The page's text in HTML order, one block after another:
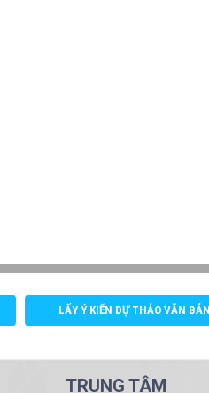
LẤY Ý KIẾN DỰ THẢO VĂN
TRUNG TÂM